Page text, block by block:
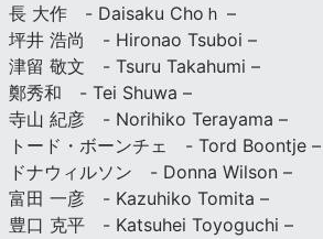
長 大作 - Daisaku Choｈ –
坪井 浩尚 - Hironao Tsuboi –
津留 敬文 - Tsuru Takahumi –
鄭秀和 - Tei Shuwa –
寺山 紀彦 - Norihiko Terayama –
トード・ボーンチェ - Tord Boontje –
ドナウィルソン - Donna Wilson –
富田 一彦 - Kazuhiko Tomita –
豊口 克平 - Katsuhei Toyoguchi –